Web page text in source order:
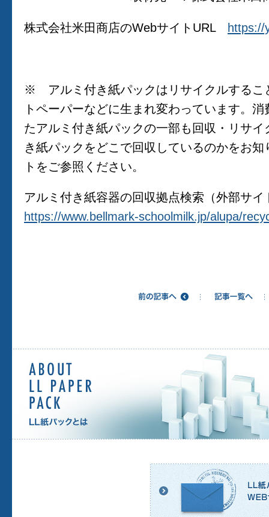
株式会社米田商店のWebサイトURL https://
※ アルミ付き紙パックはリサイクルするこ
トペーパーなどに生まれ変わっています。
たアルミ付き紙パックの一部も回収・リサ
き紙パックをどこで回収しているのかをお
トをご参照ください。
アルミ付き紙容器の回収拠点検索（外部サイ
https://www.bellmark-schoolmilk.jp/alupa/